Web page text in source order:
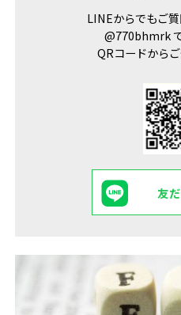
LINEからでもご質
@770bhmrk
QRコードからご
友